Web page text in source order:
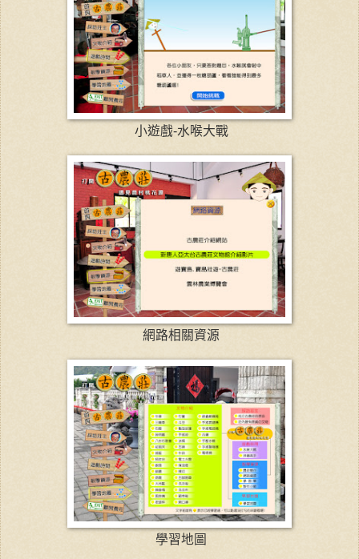
小遊戲-水喉大戰
網路相關資源
學習地圖